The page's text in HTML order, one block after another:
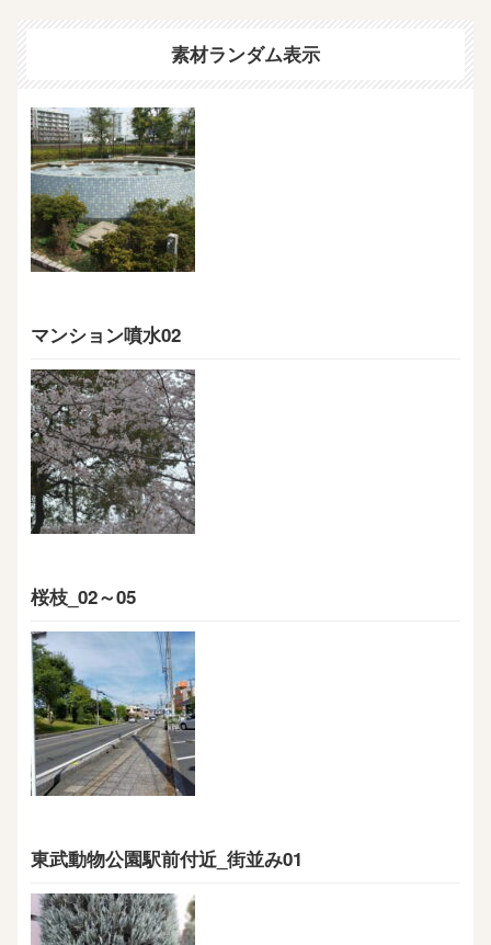
素材ランダム表示
マンション噴水02
桜枝_02～05
東武動物公園駅前付近_街並み01